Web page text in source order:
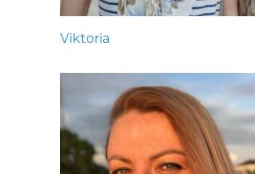
Viktoria